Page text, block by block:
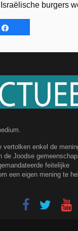
burgers
vertolken enkel de
de Joodse
feitelijke
een eigen mening te